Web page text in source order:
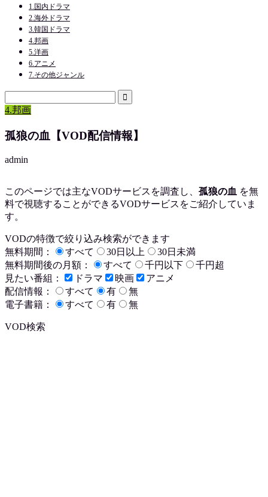
1.国内ドラマ
2.海外ドラマ
3.韓国ドラマ
4.邦画
5.洋画
6.アニメ
7.その他ジャンル
4.邦画
孤狼の血【VOD配信情報】
admin
このページでは主なVODサービスを調査し、 孤狼の血 を無
料で視聴することができるVODサービスをご紹介していま
す。
VODの特徴で絞り込み検索ができます
無料期間：
すべて 30日以上
30日未満
無料期間後の月額：
すべて 千円以下
千円超
見たい番組：
ドラマ 映画
アニメ
配信情報：
すべて 有
無
電子書籍：
すべて 有 無
VOD検索